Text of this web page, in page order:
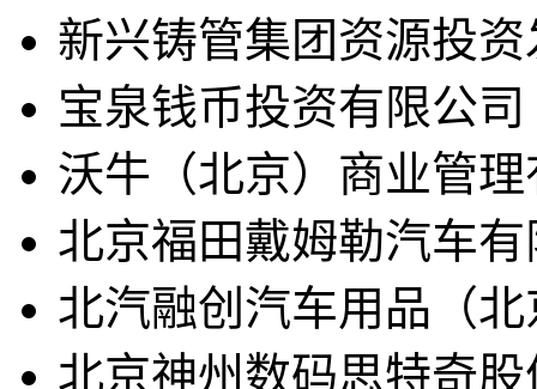
新兴铸管集团资源投
宝泉钱币投资有限公司
沃牛（北京）商业管
北京福田戴姆勒汽车
北汽融创汽车用品（
北京神州数码思特奇